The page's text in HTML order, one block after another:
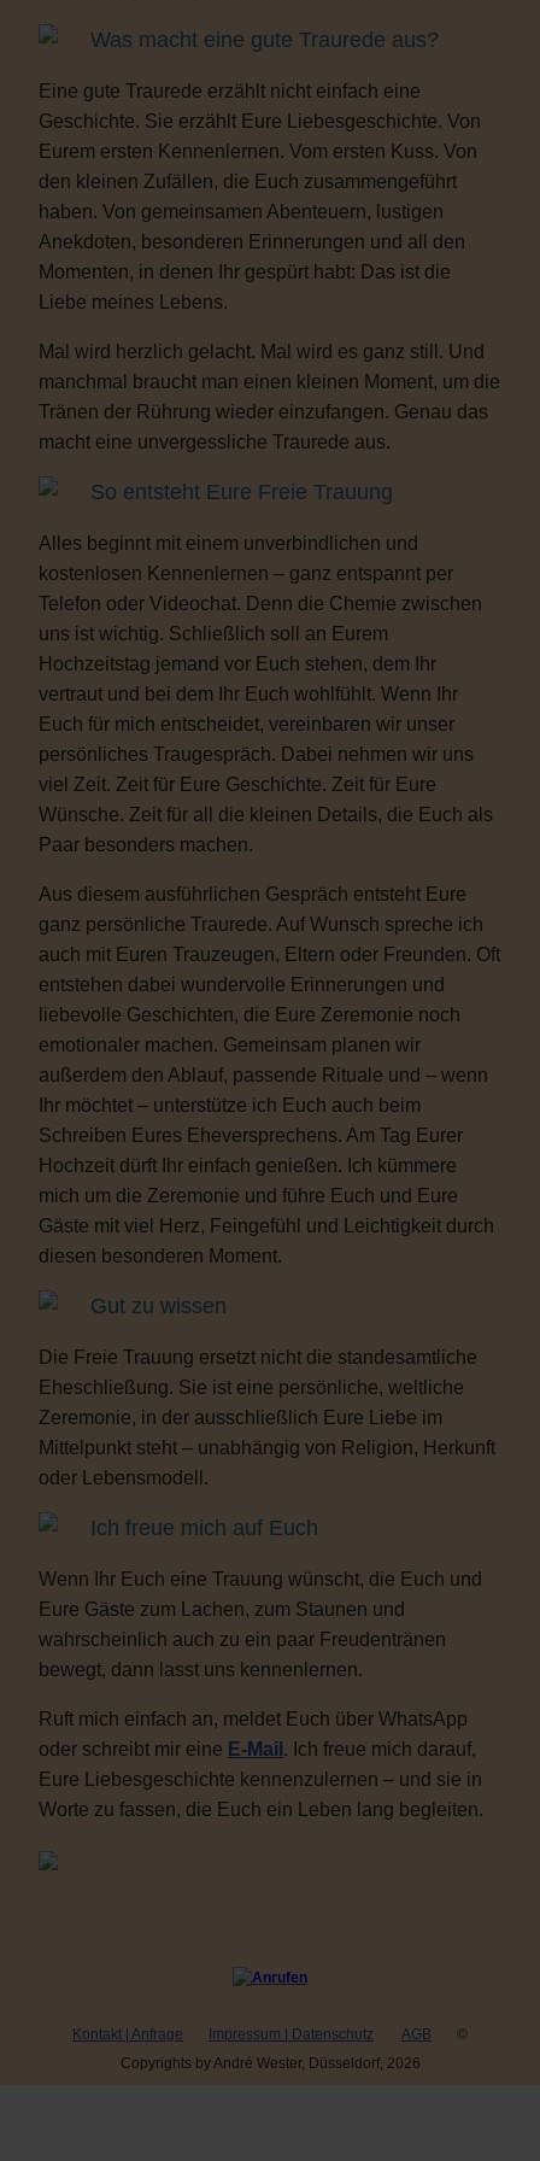
Was macht eine gute Traurede aus?
Eine gute Traurede erzählt nicht einfach eine
Geschichte. Sie erzählt Eure Liebesgeschichte. Von
Eurem ersten Kennenlernen. Vom ersten Kuss. Von
den kleinen Zufällen, die Euch zusammengeführt
haben. Von gemeinsamen Abenteuern, lustigen
Anekdoten, besonderen Erinnerungen und all den
Momenten, in denen Ihr gespürt habt: Das ist die
Liebe meines Lebens.
Mal wird herzlich gelacht. Mal wird es ganz still. Und
manchmal braucht man einen kleinen Moment, um die
Tränen der Rührung wieder einzufangen. Genau das
macht eine unvergessliche Traurede aus.
So entsteht Eure Freie Trauung
Alles beginnt mit einem unverbindlichen und
kostenlosen Kennenlernen – ganz entspannt per
Telefon oder Videochat. Denn die Chemie zwischen
uns ist wichtig. Schließlich soll an Eurem
Hochzeitstag jemand vor Euch stehen, dem Ihr
vertraut und bei dem Ihr Euch wohlfühlt. Wenn Ihr
Euch für mich entscheidet, vereinbaren wir unser
persönliches Traugespräch. Dabei nehmen wir uns
viel Zeit. Zeit für Eure Geschichte. Zeit für Eure
Wünsche. Zeit für all die kleinen Details, die Euch als
Paar besonders machen.
Aus diesem ausführlichen Gespräch entsteht Eure
ganz persönliche Traurede. Auf Wunsch spreche ich
auch mit Euren Trauzeugen, Eltern oder Freunden. Oft
entstehen dabei wundervolle Erinnerungen und
liebevolle Geschichten, die Eure Zeremonie noch
emotionaler machen. Gemeinsam planen wir
außerdem den Ablauf, passende Rituale und – wenn
Ihr möchtet – unterstütze ich Euch auch beim
Schreiben Eures Eheversprechens. Am Tag Eurer
Hochzeit dürft Ihr einfach genießen. Ich kümmere
mich um die Zeremonie und führe Euch und Eure
Gäste mit viel Herz, Feingefühl und Leichtigkeit durch
diesen besonderen Moment.
Gut zu wissen
Die Freie Trauung ersetzt nicht die standesamtliche
Eheschließung. Sie ist eine persönliche, weltliche
Zeremonie, in der ausschließlich Eure Liebe im
Mittelpunkt steht – unabhängig von Religion, Herkunft
oder Lebensmodell.
Ich freue mich auf Euch
Wenn Ihr Euch eine Trauung wünscht, die Euch und
Eure Gäste zum Lachen, zum Staunen und
wahrscheinlich auch zu ein paar Freudentränen
bewegt, dann lasst uns kennenlernen.
Ruft mich einfach an, meldet Euch über WhatsApp
oder schreibt mir eine E-Mail . Ich freue mich darauf,
Eure Liebesgeschichte kennenzulernen – und sie in
Worte zu fassen, die Euch ein Leben lang begleiten.
Kontakt | Anfrage Impressum | Datenschutz AGB
©
Copyrights by André Wester, Düsseldorf, 2026